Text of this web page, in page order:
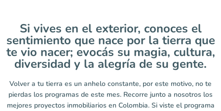
Si vives en el exterior, conoces el
sentimiento que nace por la tierra que
te vio nacer; evocás su magia, cultura,
diversidad y la alegría de su gente.
Volver a tu tierra es un anhelo constante, por este motivo, no te
pierdas los programas de este mes. Recorre junto a nosotros los
mejores proyectos inmobiliarios en Colombia. Si viste el programa